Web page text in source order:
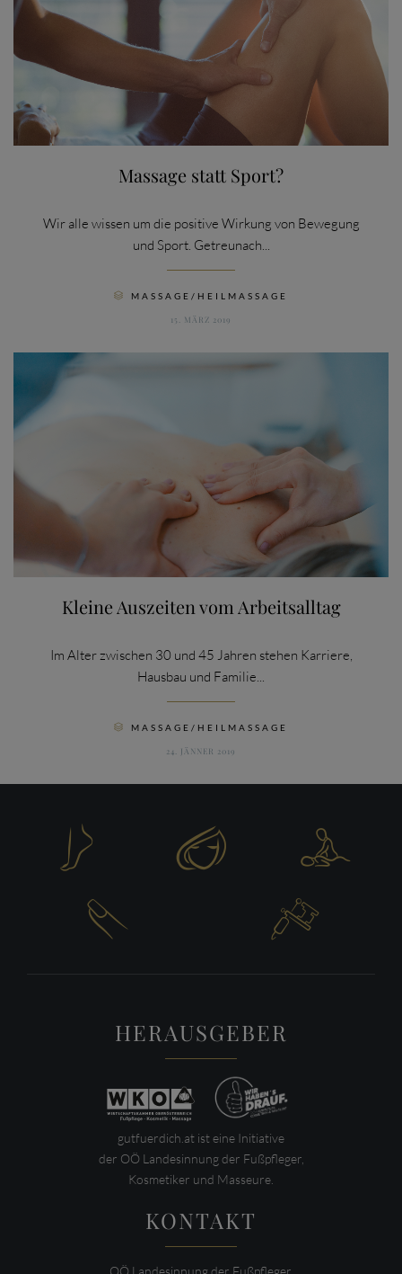
Massage statt Sport?
Wir alle wissen um die positive Wirkung von Bewegung
und Sport. Getreunach...
 MASSAGE/HEILMASSAGE
15. MÄRZ 2019
Kleine Auszeiten vom Arbeitsalltag
Im Alter zwischen 30 und 45 Jahren stehen Karriere,
Hausbau und Familie...
 MASSAGE/HEILMASSAGE
24. JÄNNER 2019
 



HERAUSGEBER
gutfuerdich.at ist eine Initiative
der OÖ Landesinnung der Fußpfleger,
Kosmetiker und Masseure.
KONTAKT
OÖ Landesinnung der Fußpfleger,